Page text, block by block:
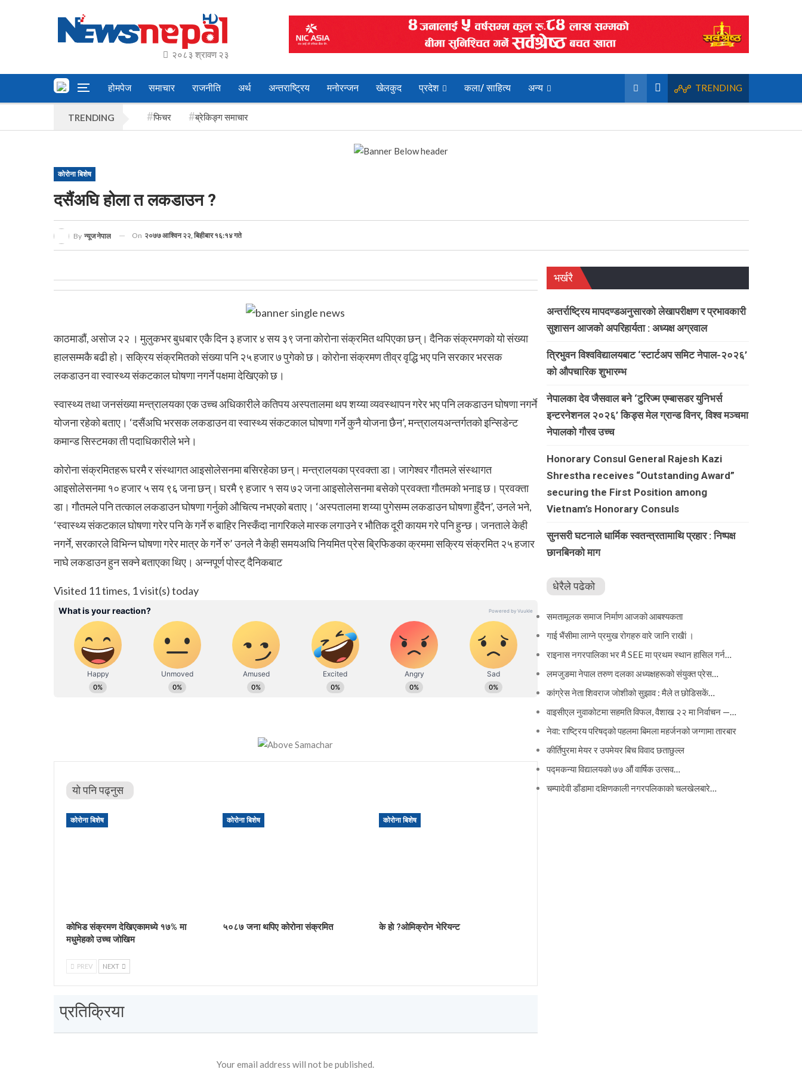
२०८३ श्रावण २३
होमपेज समाचार राजनीति अर्थ अन्तराष्ट्रिय मनोरन्जन खेलकुद प्रदेश कला/ साहित्य अन्य TRENDING
TRENDING फिचर ब्रेकिङ्ग समाचार
कोरोना बिशेष
दसैंअघि होला त लकडाउन ?
By न्यूज नेपाल On २०७७ आश्विन २२, बिहीबार १६:१४ गते
काठमाडौं, असोज २२ । मुलुकभर बुधबार एकै दिन ३ हजार ४ सय ३९ जना कोरोना संक्रमित थपिएका छन्। दैनिक संक्रमणको यो संख्या
हालसम्मकै बढी हो। सक्रिय संक्रमितको संख्या पनि २५ हजार ७ पुगेको छ। कोरोना संक्रमण तीव्र वृद्धि भए पनि सरकार भरसक
लकडाउन वा स्वास्थ्य संकटकाल घोषणा नगर्ने पक्षमा देखिएको छ।
स्वास्थ्य तथा जनसंख्या मन्त्रालयका एक उच्च अधिकारीले कतिपय अस्पतालमा थप शय्या व्यवस्थापन गरेर भए पनि लकडाउन घोषणा नगर्ने
योजना रहेको बताए। ‘दसैंअघि भरसक लकडाउन वा स्वास्थ्य संकटकाल घोषणा गर्ने कुनै योजना छैन’, मन्त्रालयअन्तर्गतको इन्सिडेन्ट
कमान्ड सिस्टमका ती पदाधिकारीले भने।
कोरोना संक्रमितहरू घरमै र संस्थागत आइसोलेसनमा बसिरहेका छन्। मन्त्रालयका प्रवक्ता डा। जागेश्वर गौतमले संस्थागत
आइसोलेसनमा १० हजार ५ सय ९६ जना छन्। घरमै ९ हजार १ सय ७२ जना आइसोलेसनमा बसेको प्रवक्ता गौतमको भनाइ छ। प्रवक्ता
डा। गौतमले पनि तत्काल लकडाउन घोषणा गर्नुको औचित्य नभएको बताए। ‘अस्पतालमा शय्या पुगेसम्म लकडाउन घोषणा हुँदैन’, उनले भने,
‘स्वास्थ्य संकटकाल घोषणा गरेर पनि के गर्ने रु बाहिर निस्कँदा नागरिकले मास्क लगाउने र भौतिक दूरी कायम गरे पनि हुन्छ। जनताले केही
नगर्ने, सरकारले विभिन्न घोषणा गरेर मात्र के गर्ने रु’ उनले नै केही समयअघि नियमित प्रेस ब्रिफिङका क्रममा सक्रिय संक्रमित २५ हजार
नाघे लकडाउन हुन सक्ने बताएका थिए। अन्नपूर्ण पोस्ट् दैनिकबाट
Visited 11 times, 1 visit(s) today
यो पनि पढ्नुस
कोरोना बिशेष
कोभिड संक्रमण देखिएकामध्ये १७% मा
मधुमेहको उच्च जोखिम
कोरोना बिशेष
५०८७ जना थपिए कोरोना संक्रमित
कोरोना बिशेष
के हाे ?ओमिक्रोन भेरियन्ट
PREV NEXT
प्रतिक्रिया
Your email address will not be published.
भर्खरै
अन्तर्राष्ट्रिय मापदण्डअनुसारको लेखापरीक्षण र प्रभावकारी
सुशासन आजको अपरिहार्यता : अध्यक्ष अग्रवाल
त्रिभुवन विश्वविद्यालयबाट ‘स्टार्टअप समिट नेपाल-२०२६’
को औपचारिक शुभारम्भ
नेपालका देव जैसवाल बने ‘टुरिज्म एम्बासडर युनिभर्स
इन्टरनेशनल २०२६’ किड्स मेल ग्रान्ड विनर, विश्व मञ्चमा
नेपालको गौरव उच्च
Honorary Consul General Rajesh Kazi
Shrestha receives “Outstanding Award”
securing the First Position among
Vietnam’s Honorary Consuls
सुनसरी घटनाले धार्मिक स्वतन्त्रतामाथि प्रहार : निष्पक्ष
छानबिनको माग
धेरैले पढेको
समतामूलक समाज निर्माण आजको आबश्यकता
गाई भैंसीमा लाग्ने प्रमुख रोगहरु वारे जानि राखैां ।
राइनास नगरपालिका भर मै SEE मा प्रथम स्थान हासिल गर्न…
लमजुङमा नेपाल तरुण दलका अध्यक्षहरूको संयुक्त प्रेस…
कांग्रेस नेता शिवराज जोशीको सुझाव : मैले त छोडिसकें…
वाइसीएल नुवाकोटमा सहमति विफल, वैशाख २२ मा निर्वाचन —…
नेवा: राष्ट्रिय परिषद्को पहलमा बिमला महर्जनको जग्गामा तारबार
कीर्तिपुरमा मेयर र उपमेयर बिच विवाद छताछुल्ल
पद्मकन्या विद्यालयको ७७ औं ‌‌वार्षिक ‌उत्सव…
चम्पादेवी डाँडामा दक्षिणकाली नगरपलिकाको चलखेलबारे…